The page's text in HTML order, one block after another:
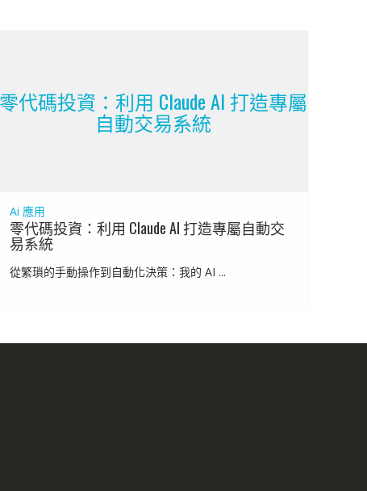
零代碼投資：利用 Claude AI 打造專屬
自動交易系統
Ai 應用
零代碼投資：利用 Claude AI 打造專屬自動交
易系統
從繁瑣的手動操作到自動化決策：我的 AI ...